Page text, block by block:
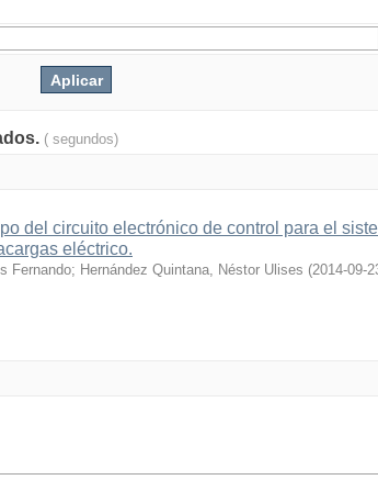
( segundos)
del circuito electrónico de control para el
eléctrico.
Fernando; Hernández Quintana, Néstor Ulises (2014-09-